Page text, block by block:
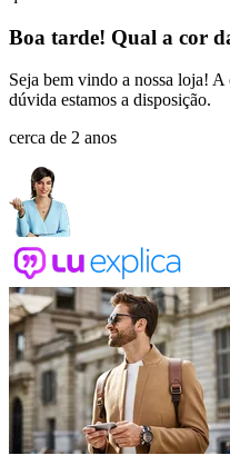
Boa tarde! Qual a cor
Seja bem vindo a nossa loja!
dúvida estamos a disposição.
cerca de 2 anos